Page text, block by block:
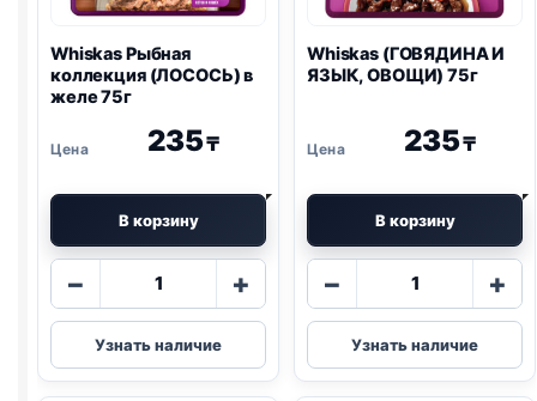
Whiskas Рыбная
коллекция (ЛОСОСЬ) в
желе 75г
235₸
В корзину
−
Количество
Whiskas
Рыбная
коллекция
+
Узнать наличие
Whiskas (ГОВЯДИНА И
ЯЗЫК, ОВОЩИ) 75г
235₸
В корзину
−
Количество
Whiskas
(ГОВЯДИНА
И
+
Узнать наличие